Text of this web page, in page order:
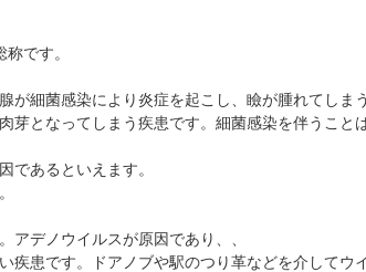
問診表ダウンロード
アクセス
当院へお越しになる方へのお願い
診察の流れ
花粉症
白内障
アレルギー性結膜炎
コンタクトレンズ診療
ボツリヌス療法
小児眼科専門治療ぺージ(新宿東口眼科医院)
です。
細菌感染により炎症を起こし、瞼が腫れてしま
となってしまう疾患です。細菌感染を伴うこと
であるといえます。
アデノウイルスが原因であり、、
患です。ドアノブや駅のつり革などを介してウ